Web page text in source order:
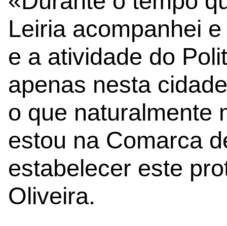
Leiria acompanhei
e a atividade do
apenas nesta
o que naturalmente
estou na Comarca
estabelecer este
Oliveira.